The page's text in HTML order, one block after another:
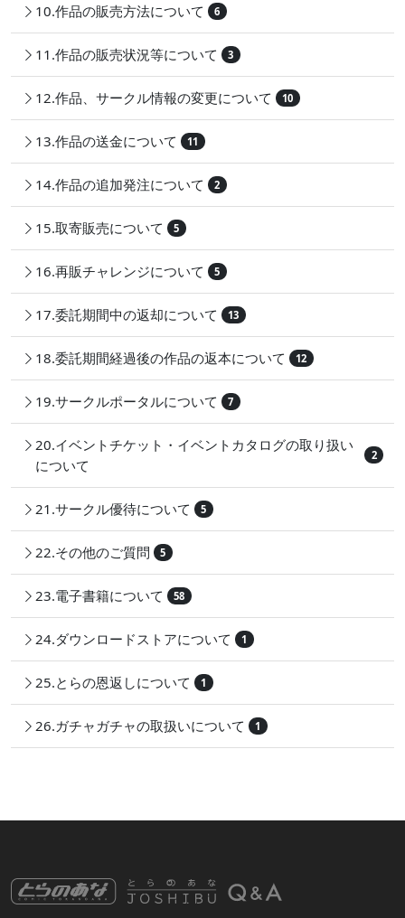
10.作品の販売方法について 6
11.作品の販売状況等について 3
12.作品、サークル情報の変更について 10
13.作品の送金について 11
14.作品の追加発注について 2
15.取寄販売について 5
16.再販チャレンジについて 5
17.委託期間中の返却について 13
18.委託期間経過後の作品の返本について 12
19.サークルポータルについて 7
20.イベントチケット・イベントカタログの取り扱い
について
2
21.サークル優待について 5
22.その他のご質問 5
23.電子書籍について 58
24.ダウンロードストアについて 1
25.とらの恩返しについて 1
26.ガチャガチャの取扱いについて 1